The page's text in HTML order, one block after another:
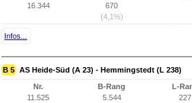
16.344
670
(4,1%)
Infos...
B 5 AS Heide-Süd (A 23) - Hemmingstedt (L 238)
Nr.
11.525
B-Rang
5.544
L-
227